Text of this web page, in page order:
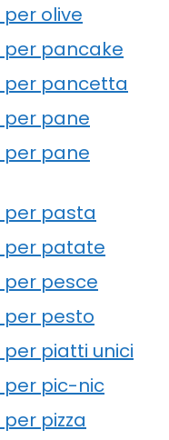
olive
per pancake
per pancetta
per pane
per pane
per pasta
per patate
per pesce
per pesto
piatti unici
per pic-nic
pizza